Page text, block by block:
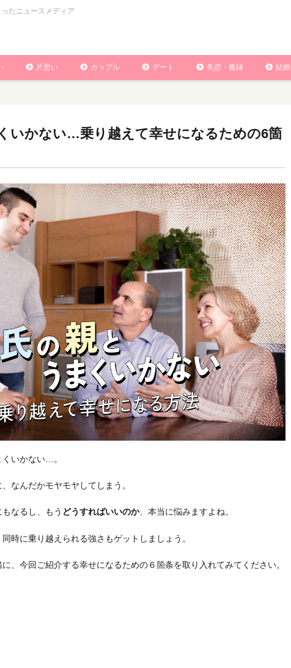
たニュースメディア
片思い カップル デート 失恋・復縁 結婚
いかない…乗り越えて幸せになるための6箇
いかない…。
なんだかモヤモヤしてしまう。
なるし、もう どうすればいいのか、本当に悩みますよね。
時に乗り越えられる強さもゲットしましょう。
、今回ご紹介する幸せになるための６箇条を取り入れてみてください。